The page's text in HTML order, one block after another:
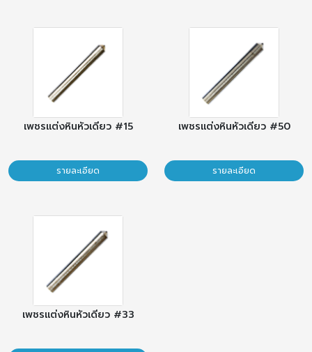
เพชรแต่งหินหัวเดียว #15
รายละเอียด
เพชรแต่งหินหัวเดียว #50
รายละเอียด
เพชรแต่งหินหัวเดียว #33